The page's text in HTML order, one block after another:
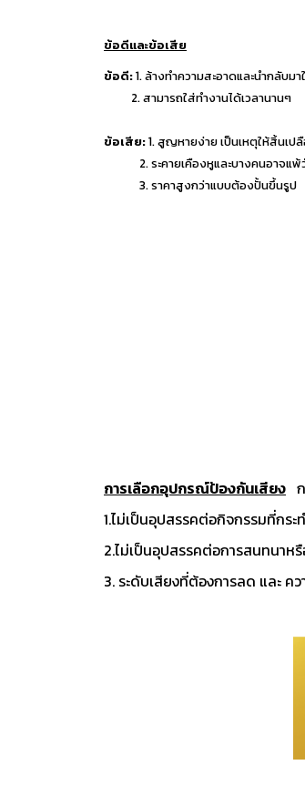
ข้อดีและข้อเสีย
ข้อดี:1. ล้างทำความสะอาดและนำกลับมา
2. สามารถใส่ทำงานได้เวลานานๆ
ข้อเสีย:1. สูญหายง่าย เป็นเหตุให้สิ้นเป
2. ระคายเคืองหูและบางคนอาจแพ้
3. ราคาสูงกว่าแบบต้องปั้นขึ้นรูป
การเลือกอุปกรณ์ป้องกันเสียง
1.ไม่เป็นอุปสรรคต่อกิจกรร
2.ไม่เป็นอุปสรรคต่อการสน
3. ระดับเสียงที่ต้องการลด และ